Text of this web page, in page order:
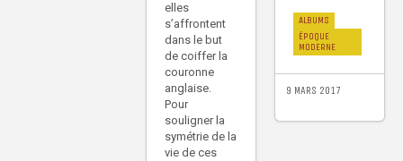
ALBUMS
ÉPOQUE
MODERNE
9 MARS 2017
elles
s’affrontent
dans le but
de coiffer la
couronne
anglaise.
Pour
souligner la
symétrie de la
vie de ces